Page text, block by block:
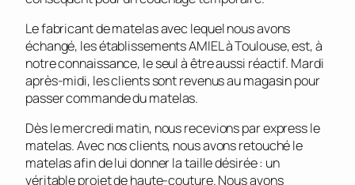
Le fabricant de matelas avec lequel nous avons
échangé, les établissements AMIEL à Toulouse, est, à
notre connaissance, le seul à être aussi réactif. Mardi
après-midi, les clients sont revenus au magasin pour
passer commande du matelas.
Dès le mercredi matin, nous recevions par express le
matelas. Avec nos clients, nous avons retouché le
matelas afin de lui donner la taille désirée : un
véritable projet de haute-couture. Nous avons